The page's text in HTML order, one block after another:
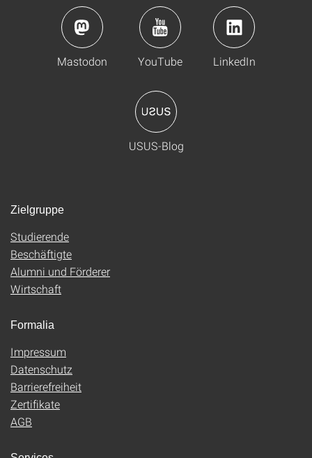
Mastodon YouTube LinkedIn
USUS-Blog
Zielgruppe
Studierende
Beschäftigte
Alumni und Förderer
Wirtschaft
Formalia
Impressum
Datenschutz
Barrierefreiheit
Zertifikate
AGB